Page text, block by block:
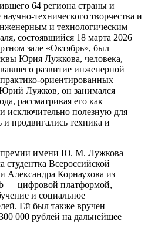
64 региона страны и
технического творчества и
и технологическим
состоявшийся 18 марта 2026
зале «Октябрь», был
Юрия Лужкова, человека,
развитие инженерной
ориентированных
Лужков, он занимался
рассматривая его как
исключительно полезную для
и продвигались техника и
премии имени Ю. М. Лужкова
студентка Всероссийской
Александра Корнаухова из
— цифровой платформой,
и социальное
Ей был также вручен
000 рублей на дальнейшее